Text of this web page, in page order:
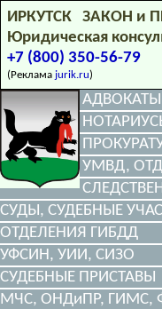
ИРКУТСК ЗАКОН и
Юридическая
+7 (800) 350-56-79
(Реклама jurik.ru)
АДВОКАТЫ
УМВД,
СУДЫ, СУДЕБНЫЕ
ОТДЕЛЕНИЯ ГИБДД
УФСИН, УИИ, СИЗО
СУДЕБНЫЕ ПРИСТАВЫ
МЧС, ОНДиПР, ГИМС,